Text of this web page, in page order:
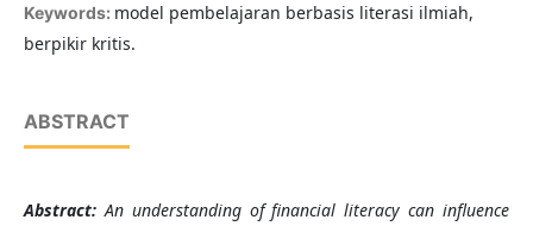
Keywords: model pembelajaran berbasis literasi ilmiah,
berpikir kritis.
ABSTRACT
Abstract: An understanding of financial literacy can influence